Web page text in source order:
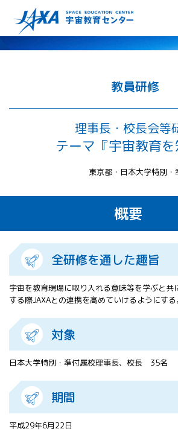
ミー
ロスペース
情報の発
信
宇宙を活用
した教育実
践例
体験的学
提供（国
APRSAF（ア
関会議）宇
宙教育 for
All 分科会
APRSAF宇
教育 for
分科会 年次
ターコンテ
ISEB（国際
教員研修
理事長・校長会等
テーマ『宇宙教育を
東京都・日本大学特別
概要
全研修を通した趣旨
宇宙を教育現場に取り入れる意味等を学ぶと共
する際JAXAとの連携を高めていけるようにする
対象
日本大学特別・準付属校理事長、校長 35名
期間
平成29年6月22日